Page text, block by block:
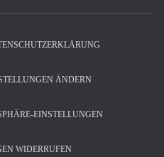
ÄNDERN
EINSTELLUNGEN
WIDERRUFEN